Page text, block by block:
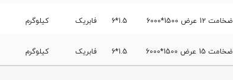
1.5*6 فابریک کیلوگرم
1.5*6 فابریک کیلوگرم